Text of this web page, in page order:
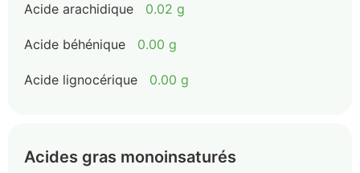
Acide arachidique 0.02 g
Acide béhénique 0.00 g
Acide lignocérique 0.00 g
Acides gras monoinsaturés